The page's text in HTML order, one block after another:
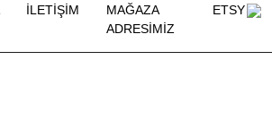
İLETİŞİM
MAĞAZA
ADRESİMİZ
ETSY